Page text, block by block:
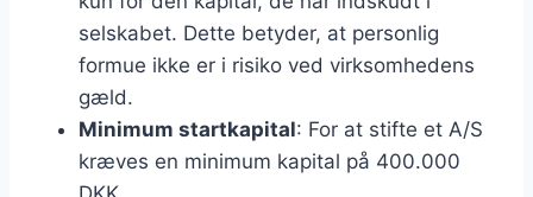
selskabet. Dette betyder, at personlig
formue ikke er i risiko ved virksomhedens
gæld.
Minimum startkapital: For at stifte et A/S
kræves en minimum kapital på 400.000